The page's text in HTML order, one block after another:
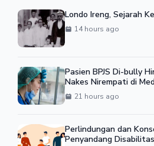
Londo Ireng, Sejarah
14 hours ago
Pasien BPJS Di-bully
Nakes Nirempati di
21 hours ago
Perlindungan dan
Penyandang Disabilitas